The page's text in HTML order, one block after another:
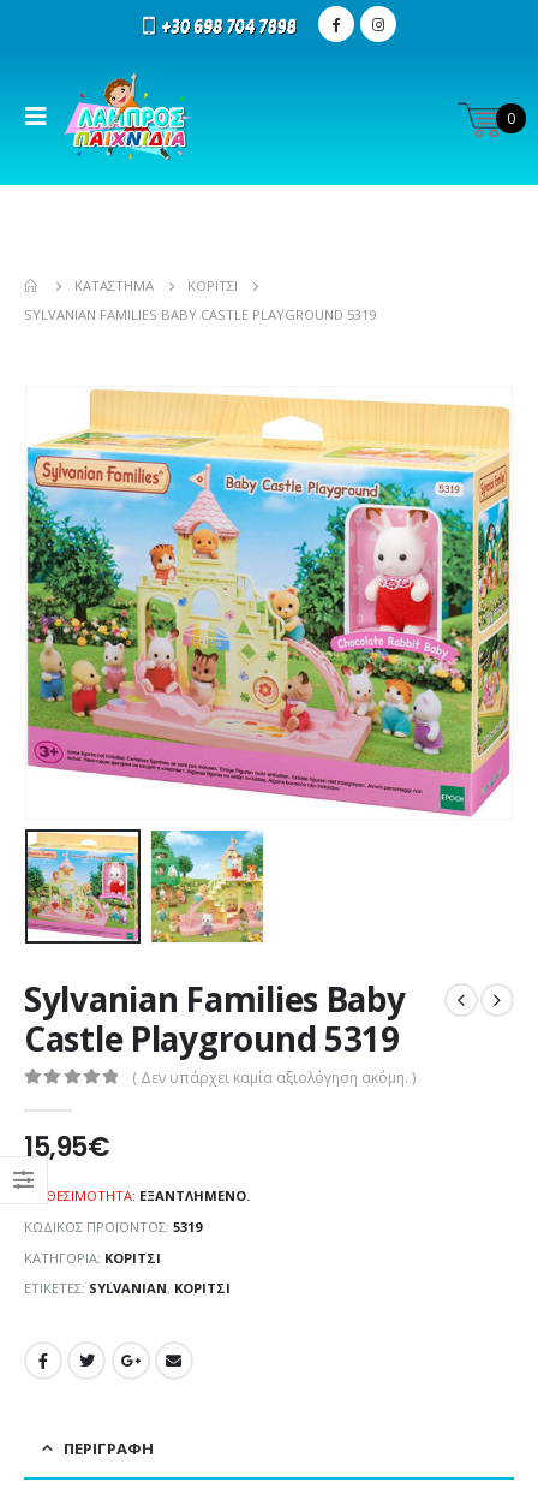
0
ΚΑΤΆΣΤΗΜΑ
ΚΟΡΊΤΣΙ
SYLVANIAN FAMILIES BABY CASTLE PLAYGROUND 5319
Sylvanian Families Baby
Castle Playground 5319
( Δεν υπάρχει καμία αξιολόγηση ακόμη. )
15,95€
ΔΙΑΘΕΣΙΜΌΤΗΤΑ: ΕΞΑΝΤΛΗΜΈΝΟ.
ΚΩΔΙΚΌΣ ΠΡΟΪΌΝΤΟΣ: 5319
ΚΑΤΗΓΟΡΊΑ: ΚΟΡΊΤΣΙ
ΕΤΙΚΈΤΕΣ: SYLVANIAN, ΚΟΡΊΤΣΙ
ΠΕΡΙΓΡΑΦΉ